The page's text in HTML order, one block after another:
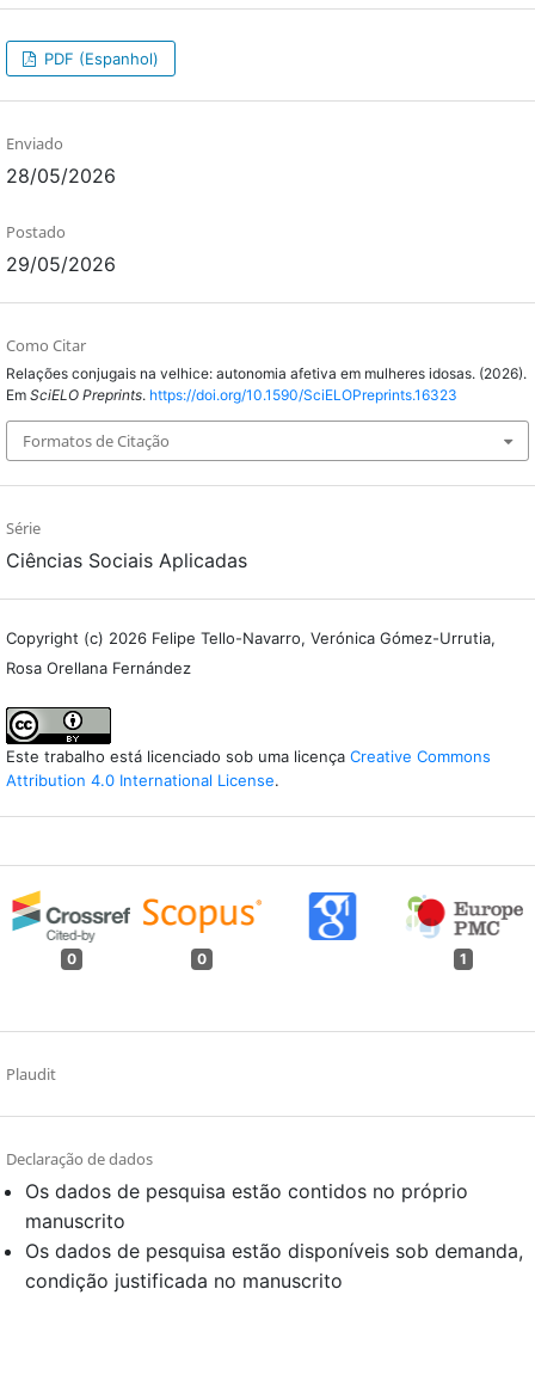
PDF (Espanhol)
Enviado
28/05/2026
Postado
29/05/2026
Como Citar
Relações conjugais na velhice: autonomia afetiva em mulheres idosas. (2026).
Em SciELO Preprints. https://doi.org/10.1590/SciELOPreprints.16323
Formatos de Citação
Série
Ciências Sociais Aplicadas
Copyright (c) 2026 Felipe Tello-Navarro, Verónica Gómez-Urrutia,
Rosa Orellana Fernández
Este trabalho está licenciado sob uma licença Creative Commons
Attribution 4.0 International License.
0 0 1
Plaudit
Declaração de dados
Os dados de pesquisa estão contidos no próprio
manuscrito
Os dados de pesquisa estão disponíveis sob demanda,
condição justificada no manuscrito